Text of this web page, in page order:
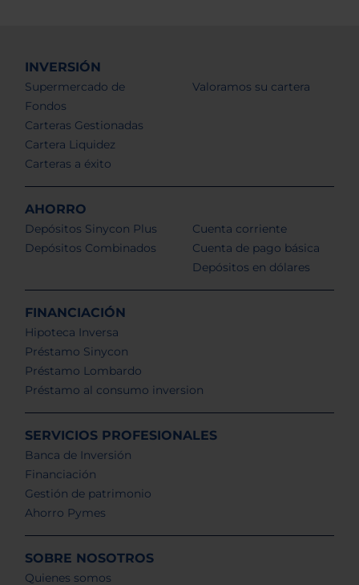
INVERSIÓN
Supermercado de
Fondos
Carteras Gestionadas
Cartera Liquidez
Carteras a éxito
Valoramos su cartera
AHORRO
Depósitos Sinycon Plus
Depósitos Combinados
Cuenta corriente
Cuenta de pago básica
Depósitos en dólares
FINANCIACIÓN
Hipoteca Inversa
Préstamo Sinycon
Préstamo Lombardo
Préstamo al consumo inversion
SERVICIOS PROFESIONALES
Banca de Inversión
Financiación
Gestión de patrimonio
Ahorro Pymes
SOBRE NOSOTROS
Quienes somos